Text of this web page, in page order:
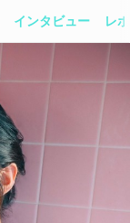
インタビュー レ